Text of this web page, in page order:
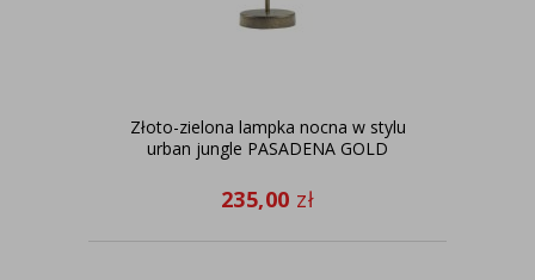
Złoto-zielona lampka nocna w stylu
urban jungle PASADENA GOLD
235,00 zł